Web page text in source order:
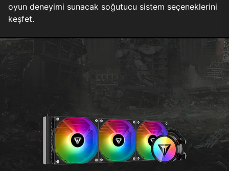
oyun deneyimi sunacak soğutucu sistem seçeneklerini
keşfet.